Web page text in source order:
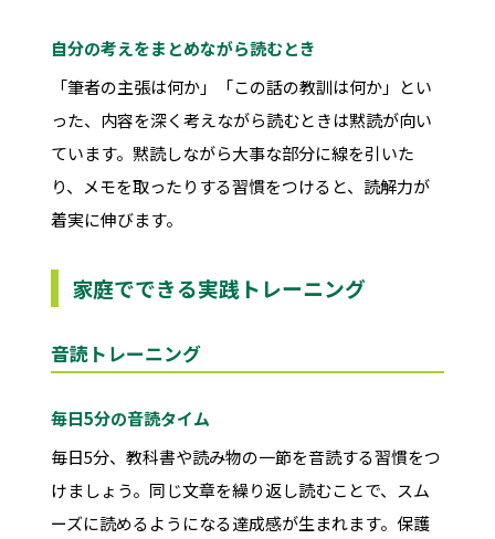
自分の考えをまとめながら読むとき
「筆者の主張は何か」「この話の教訓は何か」とい
った、内容を深く考えながら読むときは黙読が向い
ています。黙読しながら大事な部分に線を引いた
り、メモを取ったりする習慣をつけると、読解力が
着実に伸びます。
家庭でできる実践トレーニング
音読トレーニング
毎日5分の音読タイム
毎日5分、教科書や読み物の一節を音読する習慣をつ
けましょう。同じ文章を繰り返し読むことで、スム
ーズに読めるようになる達成感が生まれます。保護